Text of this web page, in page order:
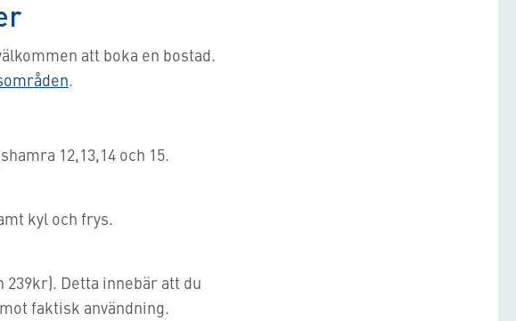
att boka en bostad.
.
12,13,14 och 15.
kyl och frys.
Detta innebär att du
faktisk användning.